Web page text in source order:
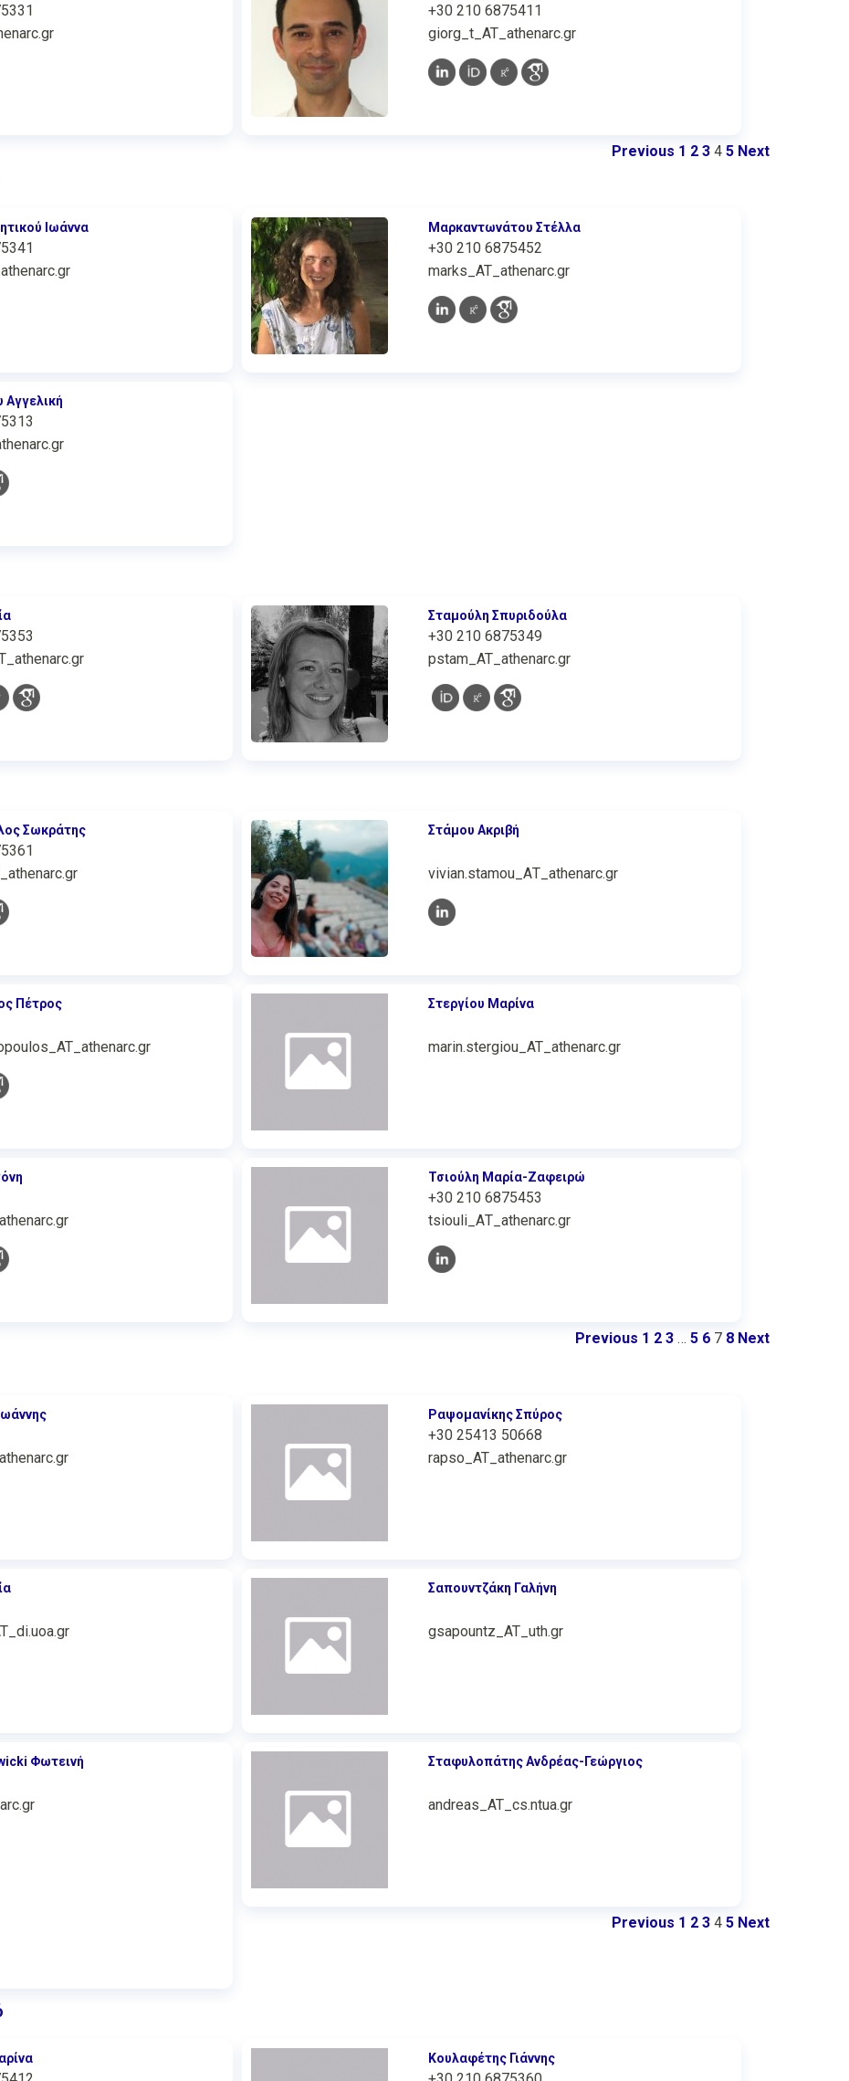
+30 210 6875411
giorg_t_AT_athenarc.gr
Previous 1 2 3 4 5 Next
Ιωάννα Μαρκαντωνάτου Στέλλα
+30 210 6875452
marks_AT_athenarc.gr
Σταμούλη Σπυριδούλα
+30 210 6875349
pstam_AT_athenarc.gr
Σωκράτης Στάμου Ακριβή
vivian.stamou_ΑΤ_athenarc.gr
Πέτρος Στεργίου Μαρίνα
marin.stergiou_AT_athenarc.gr
Τσιούλη Μαρία-Ζαφειρώ
+30 210 6875453
tsiouli_ΑΤ_athenarc.gr
Previous 1 2 3 … 5 6 7 8 Next
Ραψομανίκης Σπύρος
+30 25413 50668
rapso_AT_athenarc.gr
Σαπουντζάκη Γαλήνη
gsapountz_AT_uth.gr
Φωτεινή Σταφυλοπάτης Ανδρέας-Γεώργιος
andreas_AT_cs.ntua.gr
Previous 1 2 3 4 5 Next
Κουλαφέτης Γιάννης